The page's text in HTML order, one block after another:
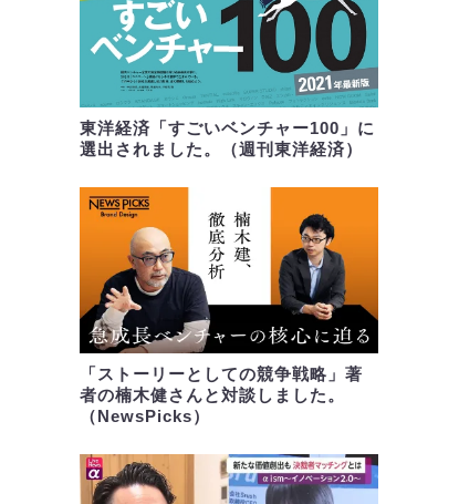
東洋経済「すごいベンチャー100」に
選出されました。（週刊東洋経済）
「ストーリーとしての競争戦略」著
者の楠木健さんと対談しました。
（NewsPicks）